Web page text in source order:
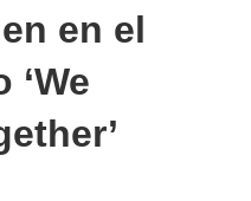
en el